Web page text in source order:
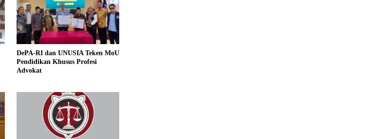
DePA-RI dan UNUSIA Teken MoU
Pendidikan Khusus Profesi
Advokat